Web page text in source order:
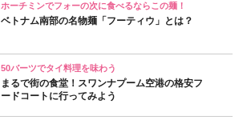
ホーチミンでフォーの次に食べるならこの麺！
ベトナム南部の名物麺「フーティウ」とは？
50バーツでタイ料理を味わう
まるで街の食堂！スワンナプーム空港の格安フ
ードコートに行ってみよう